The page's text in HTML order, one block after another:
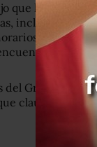
que la mayoría
incluso
y cerrado
el estado.
Grupo
clausurar